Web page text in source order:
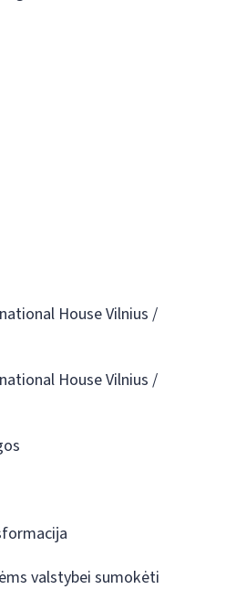
House Vilnius /
House Vilnius /
valstybei sumokėti